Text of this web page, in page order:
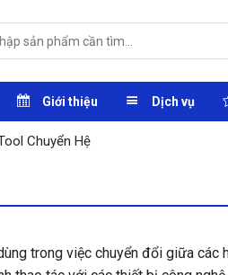
Giới thiệu Dịch vụ
Chuyển Hệ
trong việc chuyển đổi giữa các